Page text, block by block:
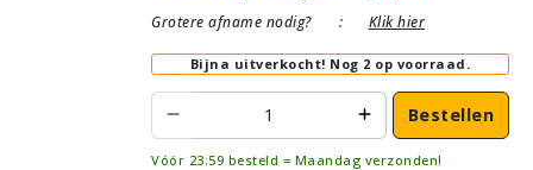
Grotere afname nodig?
: Klik hier
Bijna uitverkocht! Nog 2 op voorraad.
Bestellen
Vóór 23:59 besteld = Maandag verzonden!